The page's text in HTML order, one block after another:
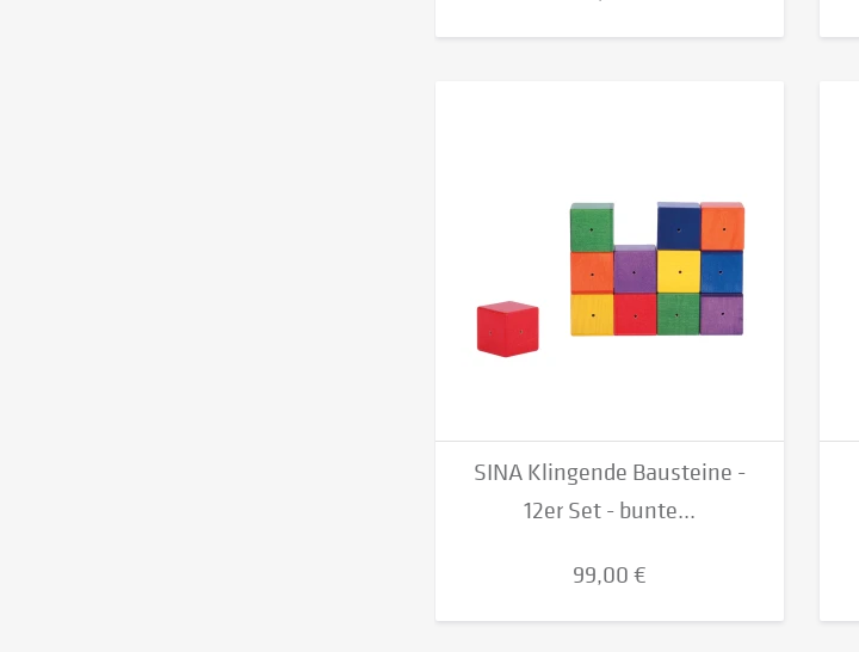
SINA Klingende Bausteine -
12er Set - bunte...
99,00 €